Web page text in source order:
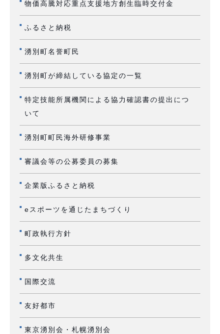
物価高騰対応重点支援地方創生臨時交付金
ふるさと納税
湧別町名誉町民
湧別町が締結している協定の一覧
特定技能所属機関による協力確認書の提出につ
いて
湧別町町民海外研修事業
審議会等の公募委員の募集
企業版ふるさと納税
eスポーツを通じたまちづくり
町政執行方針
多文化共生
国際交流
友好都市
東京湧別会・札幌湧別会